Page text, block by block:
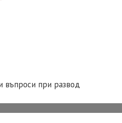
въпроси при развод